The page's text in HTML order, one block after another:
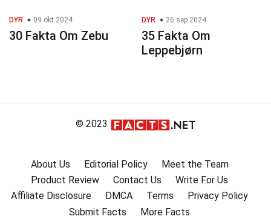
DYR 09 okt 2024
30 Fakta Om Zebu
DYR 26 sep 2024
35 Fakta Om
Leppebjørn
© 2023
About Us Editorial Policy
Meet the Team
Product Review
Contact Us
Write For Us
Affiliate Disclosure
DMCA Terms
Privacy Policy
Submit Facts
More Facts